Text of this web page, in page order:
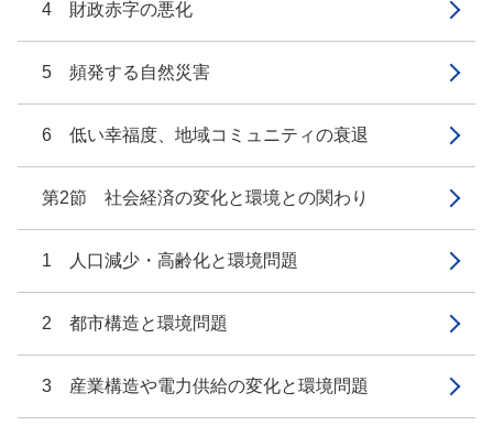
4 財政赤字の悪化
5 頻発する自然災害
6 低い幸福度、地域コミュニティの衰退
第2節 社会経済の変化と環境との関わり
1 人口減少・高齢化と環境問題
2 都市構造と環境問題
3 産業構造や電力供給の変化と環境問題